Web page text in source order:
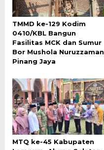
TMMD ke-129 Kodim
0410/KBL Bangun
Fasilitas MCK dan Sumur
Bor Mushola Nuruzzaman
Pinang Jaya
MTQ ke-45 Kabupaten